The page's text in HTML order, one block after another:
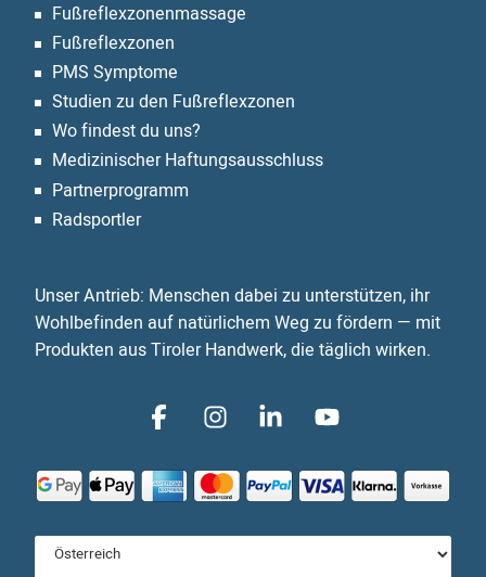
Fußreflexzonen­massage
Fußreflexzonen
PMS Symptome
Studien zu den Fußreflexzonen
Wo findest du uns?
Medizinischer Haftungsausschluss
Partnerprogramm
Radsportler
Unser Antrieb: Menschen dabei zu unterstützen, ihr
Wohlbefinden auf natürlichem Weg zu fördern — mit
Produkten aus Tiroler Handwerk, die täglich wirken.